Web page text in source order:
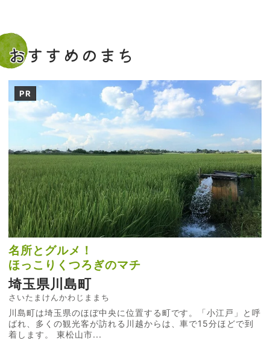
おすすめのまち
PR
名所とグルメ！
ほっこりくつろぎのマチ
埼玉県川島町
さいたまけんかわじままち
川島町は埼玉県のほぼ中央に位置する町です。「小江戸」と呼
ばれ、多くの観光客が訪れる川越からは、車で15分ほどで到
着します。 東松山市...